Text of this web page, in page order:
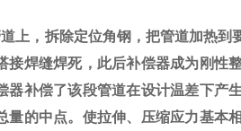
上，拆除定位角钢，把管道加热到
焊缝焊死，此后补偿器成为刚性
补偿了该段管道在设计温差下产
的中点。使拉伸、压缩应力基本